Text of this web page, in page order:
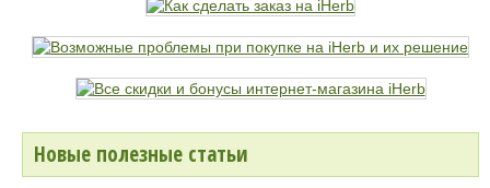
Новые полезные статьи